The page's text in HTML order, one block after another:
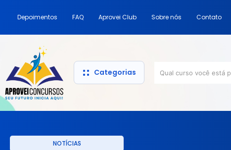
Depoimentos FAQ Aprovei Club Sobre nós Contato
Categorias
NOTÍCIAS